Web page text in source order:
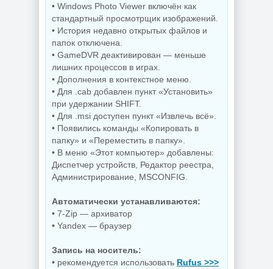
Управление
приложениями
Raven 1.1.0.0
NEW
Windows 10
LTSC Full Июль
2026
Windows 11 Pro
OneSmiLe
NEW NEW
• Windows Photo Viewer включён как
стандартный просмотрщик изображений.
• История недавно открытых файлов и
папок отключена.
• GameDVR деактивирован — меньше
лишних процессов в играх.
• Дополнения в контекстное меню.
• Для .cab добавлен пункт «Установить»
при удержании SHIFT.
• Для .msi доступен пункт «Извлечь всё».
• Появились команды «Копировать в
папку» и «Переместить в папку».
• В меню «Этот компьютер» добавлены:
Диспетчер устройств, Редактор реестра,
Администрирование, MSCONFIG.
Автоматически устанавливаются:
• 7-Zip — архиватор
• Yandex — браузер
Запись на носитель:
• рекомендуется использовать Rufus >>>